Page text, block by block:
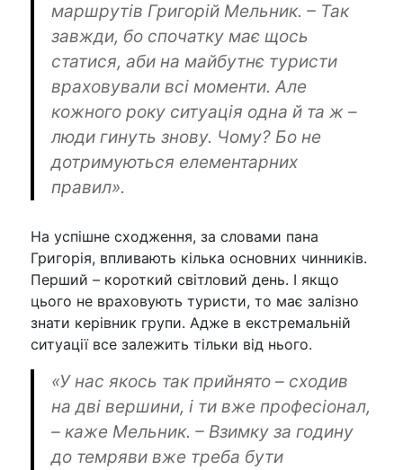
маршрутів Григорій Мельник. – Так
завжди, бо спочатку має щось
статися, аби на майбутнє туристи
враховували всі моменти. Але
кожного року ситуація одна й та ж –
люди гинуть знову. Чому? Бо не
дотримуються елементарних
правил».
На успішне сходження, за словами пана
Григорія, впливають кілька основних чинників.
Перший – короткий світловий день. І якщо
цього не враховують туристи, то має залізно
знати керівник групи. Адже в екстремальній
ситуації все залежить тільки від нього.
«У нас якось так прийнято – сходив
на дві вершини, і ти вже професіонал,
– каже Мельник. – Взимку за годину
до темряви вже треба бути